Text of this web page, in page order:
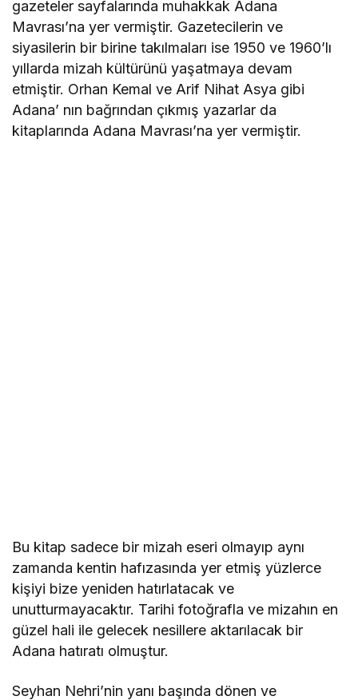
gazeteler sayfalarında muhakkak Adana
Mavrası’na yer vermiştir. Gazetecilerin ve
siyasilerin bir birine takılmaları ise 1950 ve 1960’lı
yıllarda mizah kültürünü yaşatmaya devam
etmiştir. Orhan Kemal ve Arif Nihat Asya gibi
Adana’ nın bağrından çıkmış yazarlar da
kitaplarında Adana Mavrası’na yer vermiştir.
Bu kitap sadece bir mizah eseri olmayıp aynı
zamanda kentin hafızasında yer etmiş yüzlerce
kişiyi bize yeniden hatırlatacak ve
unutturmayacaktır. Tarihi fotoğrafla ve mizahın en
güzel hali ile gelecek nesillere aktarılacak bir
Adana hatıratı olmuştur.
Seyhan Nehri’nin yanı başında dönen ve